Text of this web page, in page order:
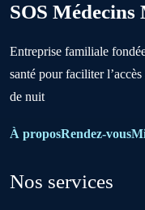
Boujniba
Boulanouare
Bouznika
Deroua
SOS Médecins
Entreprise familiale
santé pour faciliter
de nuit
À proposRendez-vous
Nos services